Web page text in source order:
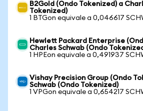
B2Gold (Ondo Tokenized) a
Tokenized)
1 BTGon equivale a 0,046617
Hewlett Packard Enterprise
Charles Schwab (Ondo
1 HPEon equivale a 0,491937
Vishay Precision Group (Ondo
Schwab (Ondo Tokenized)
1 VPGon equivale a 0,654217